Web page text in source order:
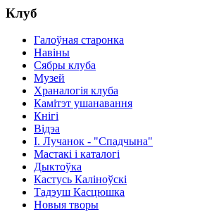
Клуб
Галоўная старонка
Навіны
Сябры клуба
Музей
Храналогія клуба
Камітэт ушанавання
Кнігі
Відэа
І. Лучанок - "Спадчына"
Мастакі i каталогi
Дыктоўка
Кастусь Каліноўскі
Тадэуш Касцюшка
Новыя творы